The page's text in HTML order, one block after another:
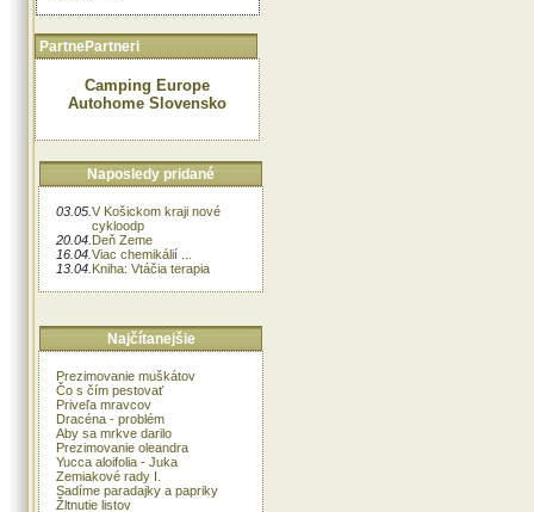
PartnePartneri
Camping Europe
Autohome Slovensko
Naposledy pridané
03.05. V Košickom kraji nové
cykloodp
20.04. Deň Zeme
16.04. Viac chemikálií ...
13.04. Kniha: Vtáčia terapia
Najčítanejšie
Prezimovanie muškátov
Čo s čím pestovať
Priveľa mravcov
Dracéna - problém
Aby sa mrkve darilo
Prezimovanie oleandra
Yucca aloifolia - Juka
Zemiakové rady I.
Sadíme paradajky a papriky
Žltnutie listov